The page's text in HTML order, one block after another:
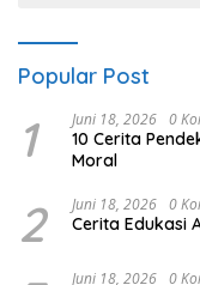
Popular Post
1 Juni 18, 2026 0
10 Cerita
Moral
2 Juni 18, 2026 0
Cerita Edukasi
Juni 18, 2026 0